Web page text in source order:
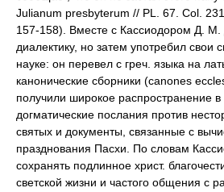
Julianum presbyterum // PL. 67. Col.
157-158). Вместе с Кассиодором Д. М.
диалектику, но затем употребил свои
науке: он перевел с греч. языка на
канонические сборники (canones
получили широкое распространение
догматические послания против
святых и документы, связанные с
празднования Пасхи. По словам
сохранять подлинное христ.
светской жизни и частого общения с